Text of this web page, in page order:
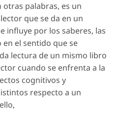
otras palabras, es un
que se da en un
influye por los saberes, las
el sentido que se
lectura de un mismo libro
cuando se enfrenta a la
cognitivos y
respecto a un